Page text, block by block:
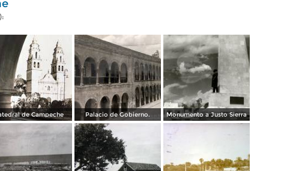
de Campeche Palacio de Gobierno. Monumento a Justo Sierra